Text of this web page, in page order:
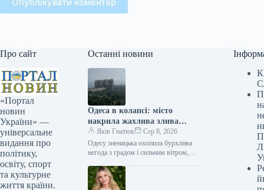
Про сайт
«Портал
новин
України» —
універсальне
видання про
політику,
освіту, спорт
та культурне
життя країни.
Останні новини
Одеса в колапсі: місто
накрила жахлива злива
з градом і сильним вітром
(відео)
Яків Гнатюк
Сер 8, 2026
Одесу зненацька охопила бурхлива
негода з градом і сильним вітром,
та почала руйнувати прибережну
інфраструктуру. Одесу накрила сильна
Л